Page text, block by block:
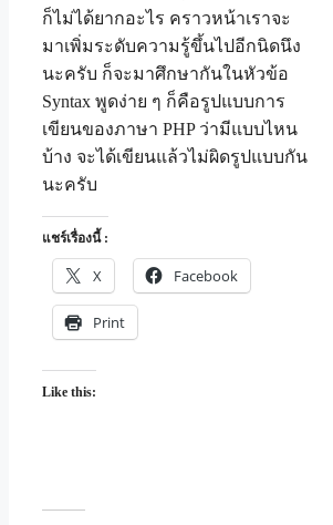
ก็ไม่ได้ยากอะไร คราวหน้าเราจะ
มาเพิ่มระดับความรู้ขึ้นไปอีกนิดนึง
นะครับ ก็จะมาศึกษากันในหัวข้อ
Syntax พูดง่าย ๆ ก็คือรูปแบบการ
เขียนของภาษา PHP ว่ามีแบบไหน
บ้าง จะได้เขียนแล้วไม่ผิดรูปแบบกัน
นะครับ
แชร์เรื่องนี้ :
X Facebook
Print
Like this: